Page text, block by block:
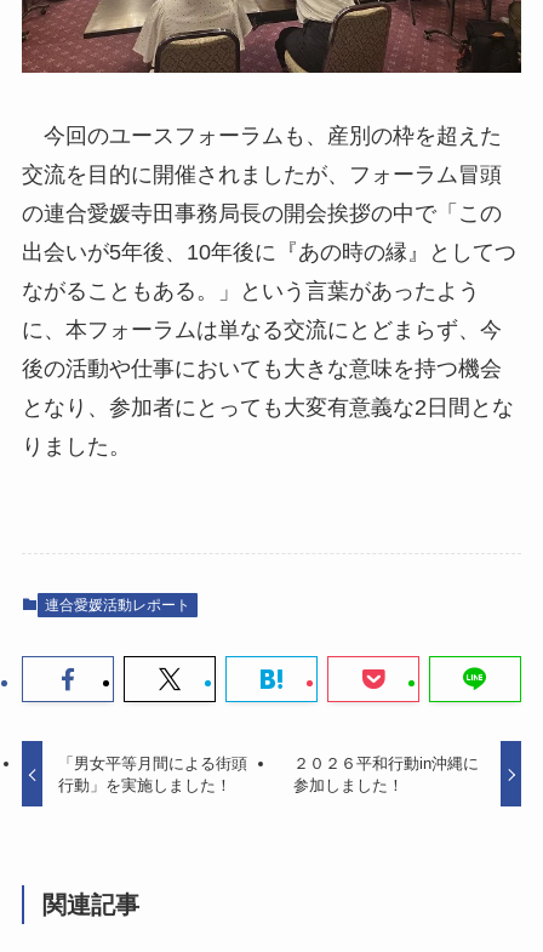
今回のユースフォーラムも、産別の枠を超えた
交流を目的に開催されましたが、フォーラム冒頭
の連合愛媛寺田事務局長の開会挨拶の中で「この
出会いが5年後、10年後に『あの時の縁』としてつ
ながることもある。」という言葉があったよう
に、本フォーラムは単なる交流にとどまらず、今
後の活動や仕事においても大きな意味を持つ機会
となり、参加者にとっても大変有意義な2日間とな
りました。
連合愛媛活動レポート
「男女平等月間による街頭
行動」を実施しました！
２０２６平和行動in沖縄に
参加しました！
関連記事